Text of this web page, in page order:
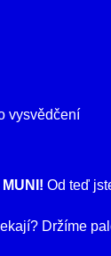
vysvědčení
Od teď
Držíme